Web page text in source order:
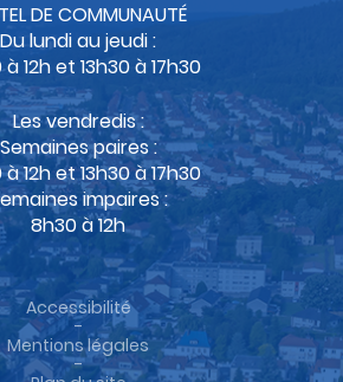
DE COMMUNAUTÉ
Du lundi au jeudi :
12h et 13h30 à 17h30
Les vendredis :
Semaines paires :
12h et 13h30 à 17h30
impaires :
8h30 à 12h
Accessibilité
-
Mentions légales
-